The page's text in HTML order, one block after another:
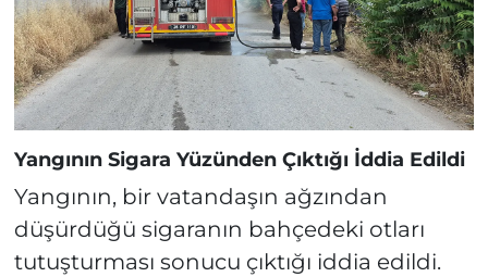
Yangının Sigara Yüzünden Çıktığı İddia Edildi
Yangının, bir vatandaşın ağzından
düşürdüğü sigaranın bahçedeki otları
tutuşturması sonucu çıktığı iddia edildi.